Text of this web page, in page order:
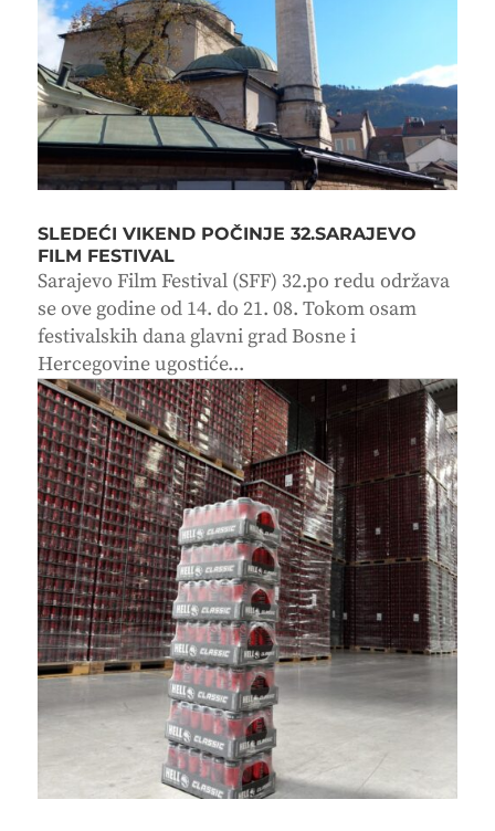
SLEDEĆI VIKEND POČINJE 32.SARAJEVO
FILM FESTIVAL
Sarajevo Film Festival (SFF) 32.po redu održava
se ove godine od 14. do 21. 08. Tokom osam
festivalskih dana glavni grad Bosne i
Hercegovine ugostiće...